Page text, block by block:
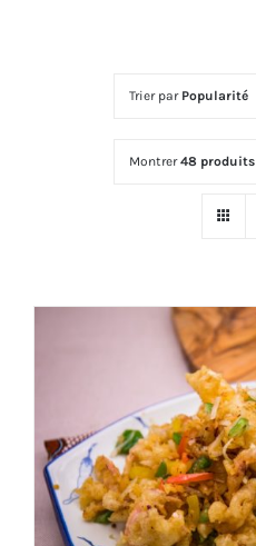
Trier par Popularité
Montrer48 produits